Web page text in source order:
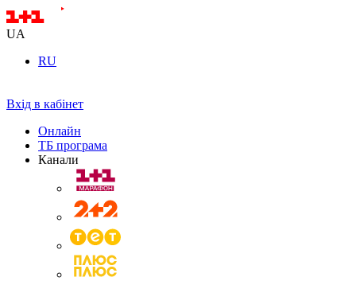
UA
RU
Вхід в кабінет
Онлайн
ТБ програма
Канали